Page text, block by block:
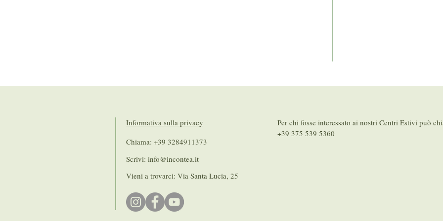
Informativa sulla privacy
Chiama: +39 3284911373
Scrivi: info@incontea.it
Per chi fosse interessato ai nostri Centri Estivi può
+39 375 539 5360
Vieni a trovarci: Via Santa Lucia, 25